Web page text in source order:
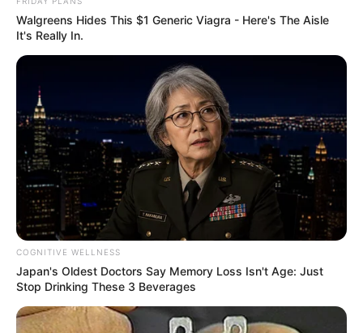
Facebook
Twitter
Pinterest
Share
Mariana Barbosa
04/07/2016
Recomendados para você
barro e fios de lã
Walgreens Hides This $1 Generic Viagra - Here's The Aisle
It's Really In.
COGNITIVE WELLNESS
Japan's Oldest Doctors Say Memory Loss Isn't Age: Just
Stop Drinking These 3 Beverages